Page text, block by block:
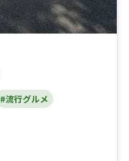
#流行グルメ